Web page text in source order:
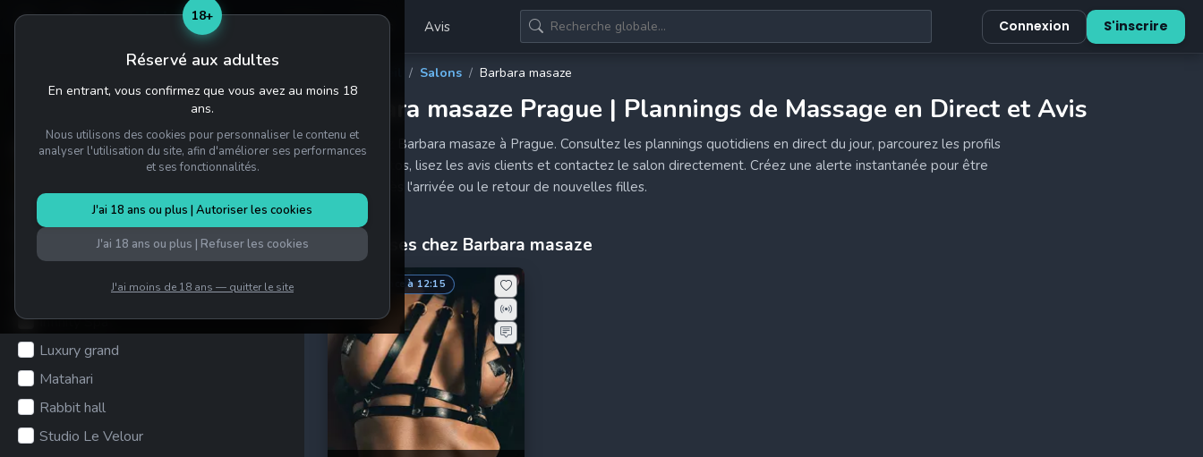
Connexion S'inscrire
Salons Avis
Avalon Club
Bunny Basement
Candy shop
Fantazie Massage
Imperium Massage
Infinity Spa
Luxury grand
Matahari
Rabbit hall
Studio Le Velour
/ Salons / Barbara masaze
Barbara masaze Prague | Plannings de Massage en Direct et Avis
Découvrez Barbara masaze à Prague. Consultez les plannings quotidiens en direct du jour, parcourez les profils
et les photos, lisez les avis clients et contactez le salon directement. Créez une alerte instantanée pour être
prévenu dès l'arrivée ou le retour de nouvelles filles.
Masseuses chez Barbara masaze
Commence à 12:15
18+
Réservé aux adultes
En entrant, vous confirmez que vous avez au moins 18
ans.
Nous utilisons des cookies pour personnaliser le contenu et
analyser l'utilisation du site, afin d'améliorer ses performances
et ses fonctionnalités.
J'ai 18 ans ou plus | Autoriser les cookies
J'ai 18 ans ou plus | Refuser les cookies
J'ai moins de 18 ans — quitter le site